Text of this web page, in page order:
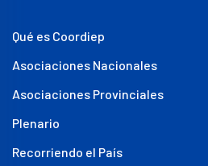
Qué es Coordiep
Asociaciones Nacionales
Asociaciones Provinciales
Plenario
Recorriendo el País